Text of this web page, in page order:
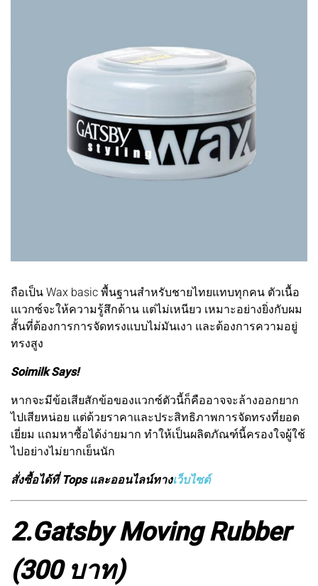
ถือเป็น Wax basic พื้นฐานสำหรับชายไทยแทบทุกคน ตัวเนื้อ
แเวกซ์จะให้ความรู้สึกด้าน แต่ไม่เหนียว เหมาะอย่างยิ่งกับผม
สั้นที่ต้องการการจัดทรงแบบไม่มันเงา และต้องการความอยู่
ทรงสูง
Soimilk Says!
หากจะมีข้อเสียสักข้อของแวกซ์ตัวนี้ก็คืออาจจะล้างออกยาก
ไปเสียหน่อย แต่ด้วยราคาและประสิทธิภาพการจัดทรงที่ยอด
เยี่ยม แถมหาซื้อได้ง่ายมาก ทำให้เป็นผลิตภัณฑ์นี้ครองใจผู้ใช้
ไปอย่างไม่ยากเย็นนัก
สั่งซื้อได้ที่ Tops และออนไลน์ทางเว็บไซต์
2.Gatsby Moving Rubber
(300 บาท)